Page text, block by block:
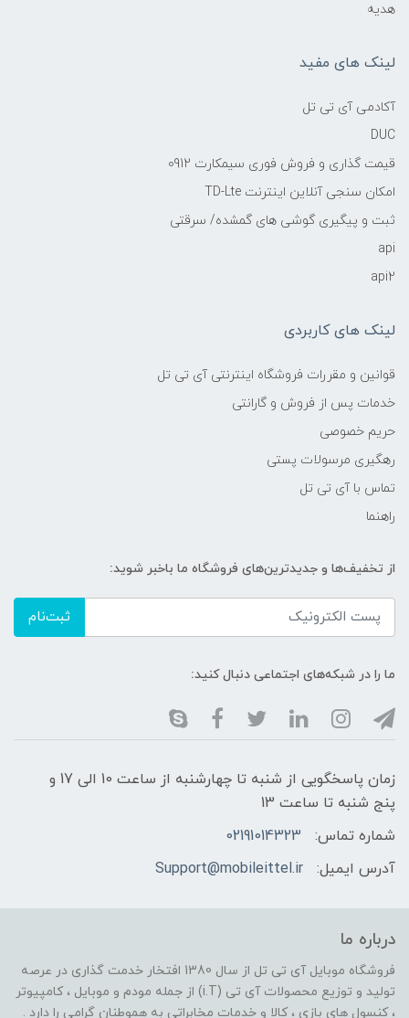
هدیه
لینک های مفید
آکادمی آی تی تل
DUC
قیمت گذاری و فروش فوری سیمکارت 0912
امکان سنجی آنلاین اینترنت TD-Lte
ثبت و پیگیری گوشی های گمشده/ سرقتی
api
api2
لینک های کاربردی
قوانین و مقررات فروشگاه اینترنتی آی تی تل
خدمات پس از فروش و گارانتی
حریم خصوصی
رهگیری مرسولات پستی
تماس با آی تی تل
راهنما
از تخفیف‌ها و جدیدترین‌های فروشگاه ما باخبر شوید:
ثبت‌نام
ما را در شبکه‌های اجتماعی دنبال کنید:
زمان پاسخگویی از شنبه تا چهارشنبه از ساعت 10 الی 17 و
پنج شنبه تا ساعت 13
شماره تماس:
02191014323
آدرس ایمیل:
Support@mobileittel.ir
درباره ما
فروشگاه موبایل آی تی تل از سال 1380 افتخار خدمت گذاری در عرصه
تولید و توزیع محصولات آی تی (i.T) از جمله مودم و موبایل ، کامپیوتر
، کنسول های بازی ، کالا و خدمات مخابراتی به هموطنان گرامی را دارد .